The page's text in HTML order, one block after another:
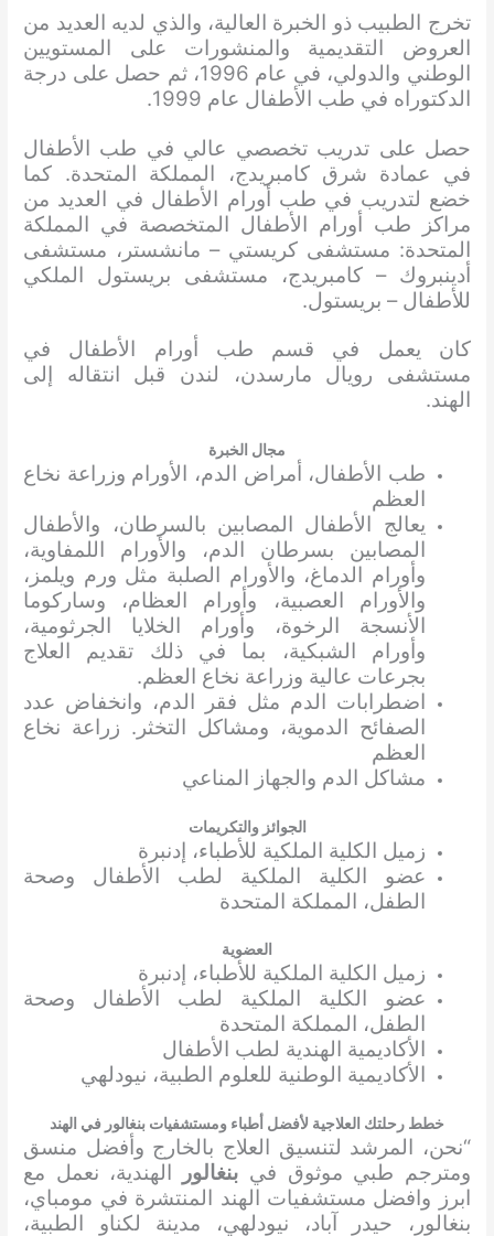
تخرج الطبيب ذو الخبرة العالية، والذي لديه العديد من
العروض التقديمية والمنشورات على المستويين
الوطني والدولي، في عام 1996، ثم حصل على درجة
الدكتوراه في طب الأطفال عام 1999.
حصل على تدريب تخصصي عالي في طب الأطفال
في عمادة شرق كامبريدج، المملكة المتحدة. كما
خضع لتدريب في طب أورام الأطفال في العديد من
مراكز طب أورام الأطفال المتخصصة في المملكة
المتحدة: مستشفى كريستي – مانشستر، مستشفى
أدينبروك – كامبريدج، مستشفى بريستول الملكي
للأطفال – بريستول.
كان يعمل في قسم طب أورام الأطفال في
مستشفى رويال مارسدن، لندن قبل انتقاله إلى
الهند.
مجال الخبرة
طب الأطفال، أمراض الدم، الأورام وزراعة نخاع
العظم
يعالج الأطفال المصابين بالسرطان، والأطفال
المصابين بسرطان الدم، والأورام اللمفاوية،
وأورام الدماغ، والأورام الصلبة مثل ورم ويلمز،
والأورام العصبية، وأورام العظام، وساركوما
الأنسجة الرخوة، وأورام الخلايا الجرثومية،
وأورام الشبكية، بما في ذلك تقديم العلاج
بجرعات عالية وزراعة نخاع العظم.
اضطرابات الدم مثل فقر الدم، وانخفاض عدد
الصفائح الدموية، ومشاكل التخثر. زراعة نخاع
العظم
مشاكل الدم والجهاز المناعي
الجوائز والتكريمات
زميل الكلية الملكية للأطباء، إدنبرة
عضو الكلية الملكية لطب الأطفال وصحة
الطفل، المملكة المتحدة
العضوية
زميل الكلية الملكية للأطباء، إدنبرة
عضو الكلية الملكية لطب الأطفال وصحة
الطفل، المملكة المتحدة
الأكاديمية الهندية لطب الأطفال
الأكاديمية الوطنية للعلوم الطبية، نيودلهي
خطط رحلتك العلاجية لأفضل أطباء ومستشفيات بنغالور في الهند
“نحن، المرشد لتنسيق العلاج بالخارج وأفضل منسق
ومترجم طبي موثوق في بنغالور الهندية، نعمل مع
ابرز وافضل مستشفيات الهند المنتشرة في مومباي،
بنغالور، حيدر آباد، نيودلهي، مدينة لكناو الطبية،